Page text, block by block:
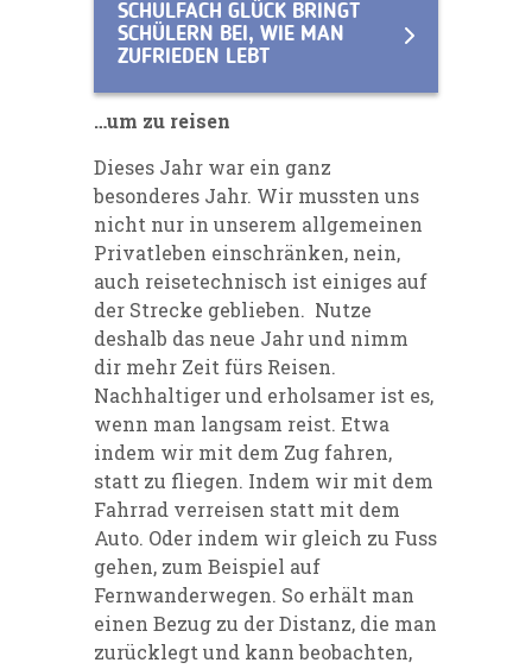
SCHULFACH GLÜCK BRINGT
SCHÜLERN BEI, WIE MAN
ZUFRIEDEN LEBT
…um zu reisen
Dieses Jahr war ein ganz
besonderes Jahr. Wir mussten uns
nicht nur in unserem allgemeinen
Privatleben einschränken, nein,
auch reisetechnisch ist einiges auf
der Strecke geblieben. Nutze
deshalb das neue Jahr und nimm
dir mehr Zeit fürs Reisen.
Nachhaltiger und erholsamer ist es,
wenn man langsam reist. Etwa
indem wir mit dem Zug fahren,
statt zu fliegen. Indem wir mit dem
Fahrrad verreisen statt mit dem
Auto. Oder indem wir gleich zu Fuss
gehen, zum Beispiel auf
Fernwanderwegen. So erhält man
einen Bezug zu der Distanz, die man
zurücklegt und kann beobachten,